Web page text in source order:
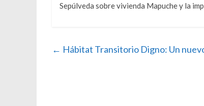
Sepúlveda sobre vivienda Mapuche y la
← Hábitat Transitorio Digno: Un